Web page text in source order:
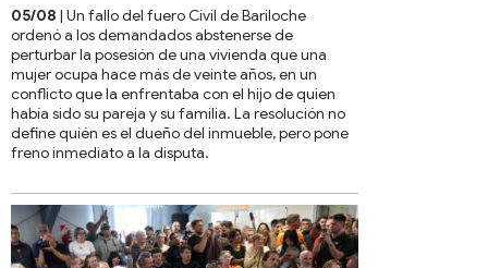
05/08 | Un fallo del fuero Civil de Bariloche
ordenó a los demandados abstenerse de
perturbar la posesión de una vivienda que una
mujer ocupa hace más de veinte años, en un
conflicto que la enfrentaba con el hijo de quien
había sido su pareja y su familia. La resolución no
define quién es el dueño del inmueble, pero pone
freno inmediato a la disputa.